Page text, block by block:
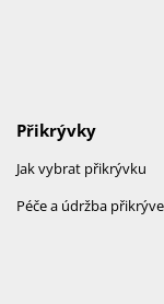
Přikrývky
Jak vybrat přikrývku
Péče a údržba